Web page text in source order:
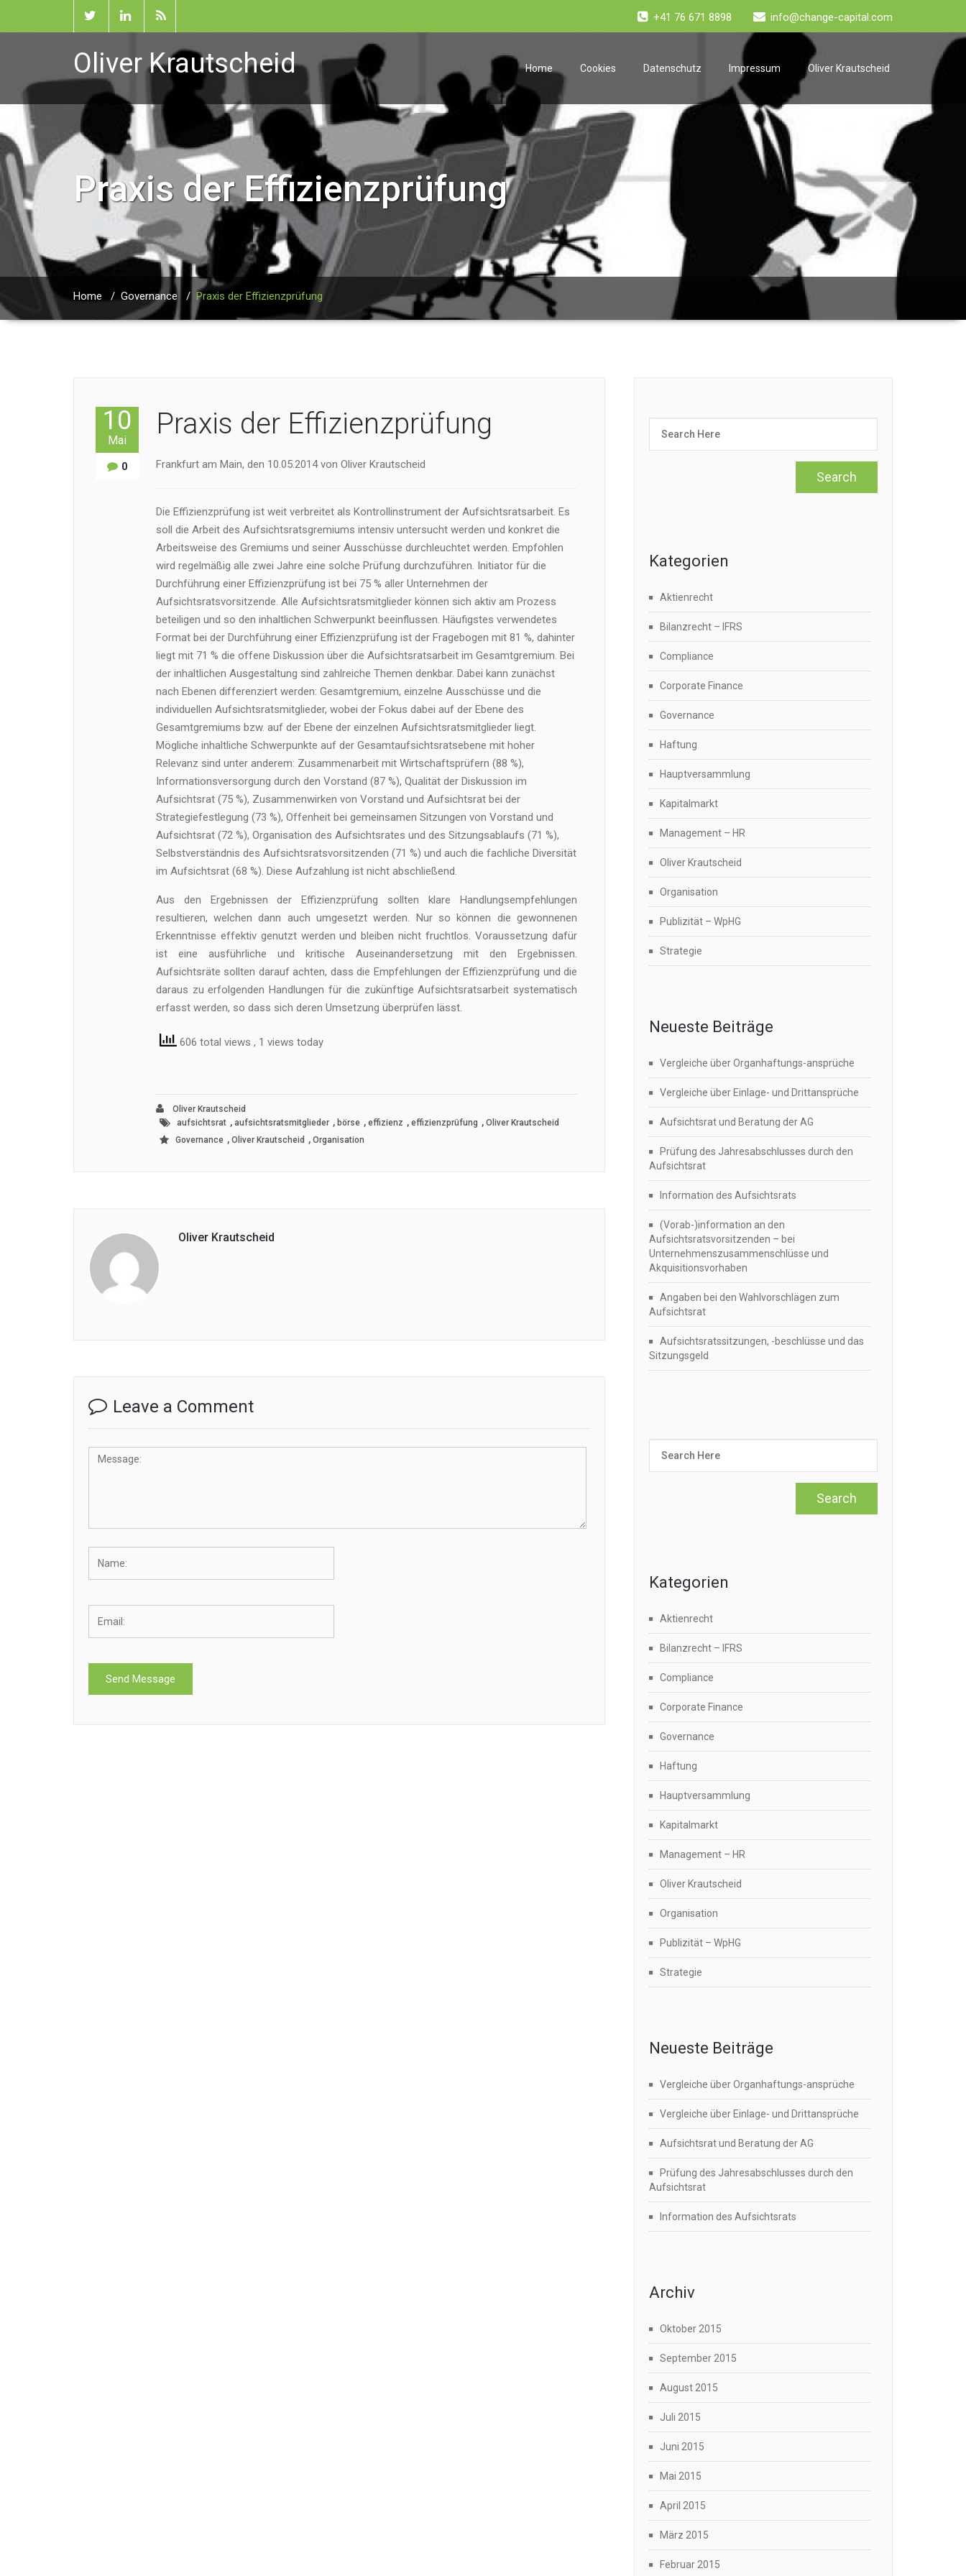
+41 76 671 8898 info@change-capital.com
Oliver Krautscheid Home Cookies Datenschutz Impressum Oliver Krautscheid
Praxis der Effizienzprüfung
Home / Governance / Praxis der Effizienzprüfung
10
Mai
0
Praxis der Effizienzprüfung
Frankfurt am Main, den 10.05.2014 von Oliver Krautscheid
Die Effizienzprüfung ist weit verbreitet als Kontrollinstrument der Aufsichtsratsarbeit. Es
soll die Arbeit des Aufsichtsratsgremiums intensiv untersucht werden und konkret die
Arbeitsweise des Gremiums und seiner Ausschüsse durchleuchtet werden. Empfohlen
wird regelmäßig alle zwei Jahre eine solche Prüfung durchzuführen. Initiator für die
Durchführung einer Effizienzprüfung ist bei 75 % aller Unternehmen der
Aufsichtsratsvorsitzende. Alle Aufsichtsratsmitglieder können sich aktiv am Prozess
beteiligen und so den inhaltlichen Schwerpunkt beeinflussen. Häufigstes verwendetes
Format bei der Durchführung einer Effizienzprüfung ist der Fragebogen mit 81 %, dahinter
liegt mit 71 % die offene Diskussion über die Aufsichtsratsarbeit im Gesamtgremium. Bei
der inhaltlichen Ausgestaltung sind zahlreiche Themen denkbar. Dabei kann zunächst
nach Ebenen differenziert werden: Gesamtgremium, einzelne Ausschüsse und die
individuellen Aufsichtsratsmitglieder, wobei der Fokus dabei auf der Ebene des
Gesamtgremiums bzw. auf der Ebene der einzelnen Aufsichtsratsmitglieder liegt.
Mögliche inhaltliche Schwerpunkte auf der Gesamtaufsichtsratsebene mit hoher
Relevanz sind unter anderem: Zusammenarbeit mit Wirtschaftsprüfern (88 %),
Informationsversorgung durch den Vorstand (87 %), Qualität der Diskussion im
Aufsichtsrat (75 %), Zusammenwirken von Vorstand und Aufsichtsrat bei der
Strategiefestlegung (73 %), Offenheit bei gemeinsamen Sitzungen von Vorstand und
Aufsichtsrat (72 %), Organisation des Aufsichtsrates und des Sitzungsablaufs (71 %),
Selbstverständnis des Aufsichtsratsvorsitzenden (71 %) und auch die fachliche Diversität
im Aufsichtsrat (68 %). Diese Aufzahlung ist nicht abschließend.
Aus den Ergebnissen der Effizienzprüfung sollten klare Handlungsempfehlungen
resultieren, welchen dann auch umgesetzt werden. Nur so können die gewonnenen
Erkenntnisse effektiv genutzt werden und bleiben nicht fruchtlos. Voraussetzung dafür
ist eine ausführliche und kritische Auseinandersetzung mit den Ergebnissen.
Aufsichtsräte sollten darauf achten, dass die Empfehlungen der Effizienzprüfung und die
daraus zu erfolgenden Handlungen für die zukünftige Aufsichtsratsarbeit systematisch
erfasst werden, so dass sich deren Umsetzung überprüfen lässt.
606 total views , 1 views today
Oliver Krautscheid
aufsichtsrat , aufsichtsratsmitglieder , börse , effizienz , effizienzprüfung , Oliver Krautscheid
Governance , Oliver Krautscheid , Organisation
Oliver Krautscheid
Leave a Comment
Kategorien
Aktienrecht
Bilanzrecht – IFRS
Compliance
Corporate Finance
Governance
Haftung
Hauptversammlung
Kapitalmarkt
Management – HR
Oliver Krautscheid
Organisation
Publizität – WpHG
Strategie
Neueste Beiträge
Vergleiche über Organhaftungs-ansprüche
Vergleiche über Einlage- und Drittansprüche
Aufsichtsrat und Beratung der AG
Prüfung des Jahresabschlusses durch den
Aufsichtsrat
Information des Aufsichtsrats
(Vorab-)information an den
Aufsichtsratsvorsitzenden – bei
Unternehmenszusammenschlüsse und
Akquisitionsvorhaben
Angaben bei den Wahlvorschlägen zum
Aufsichtsrat
Aufsichtsratssitzungen, -beschlüsse und das
Sitzungsgeld
Kategorien
Aktienrecht
Bilanzrecht – IFRS
Compliance
Corporate Finance
Governance
Haftung
Hauptversammlung
Kapitalmarkt
Management – HR
Oliver Krautscheid
Organisation
Publizität – WpHG
Strategie
Neueste Beiträge
Vergleiche über Organhaftungs-ansprüche
Vergleiche über Einlage- und Drittansprüche
Aufsichtsrat und Beratung der AG
Prüfung des Jahresabschlusses durch den
Aufsichtsrat
Information des Aufsichtsrats
Archiv
Oktober 2015
September 2015
August 2015
Juli 2015
Juni 2015
Mai 2015
April 2015
März 2015
Februar 2015